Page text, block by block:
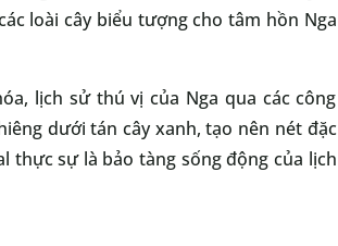
loài cây biểu tượng cho tâm hồn Nga
lịch sử thú vị của Nga qua các công
dưới tán cây xanh, tạo nên nét đặc
thực sự là bảo tàng sống động của lịch